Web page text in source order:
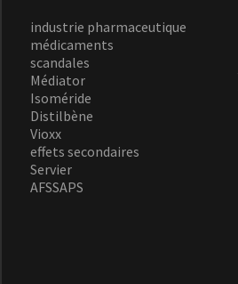
industrie pharmaceutique
médicaments
scandales
Médiator
Isoméride
Distilbène
Vioxx
effets secondaires
Servier
AFSSAPS